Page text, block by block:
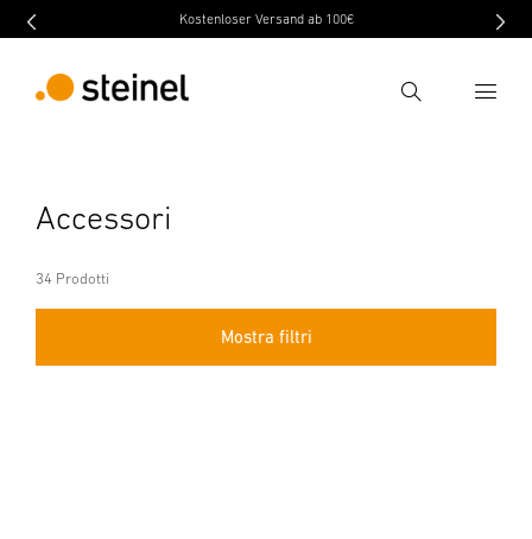
Kostenloser Versand ab 100€
Ricerca
Ricerca
Accessori
34 Prodotti
Mostra filtri